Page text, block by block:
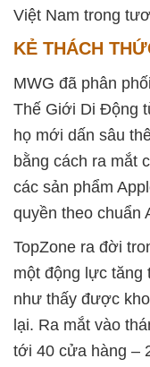
Việt Nam trong
KẺ THÁCH
MWG đã phân
Thế Giới Di Động
họ mới dấn sâu
bằng cách ra mắt
các sản phẩm
quyền theo chuẩn
TopZone ra đời
một động lực tăng
như thấy được
lại. Ra mắt vào
tới 40 cửa hàng –